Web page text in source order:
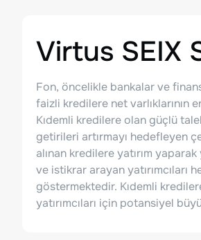
Virtus SEIX
Fon, öncelikle bankalar ve
faizli kredilere net varlıklarının
Kıdemli kredilere olan güçlü
getirileri artırmayı hedefleyen
alınan kredilere yatırım
ve istikrar arayan yatırımcıları
göstermektedir. Kıdemli
yatırımcıları için potansiyel